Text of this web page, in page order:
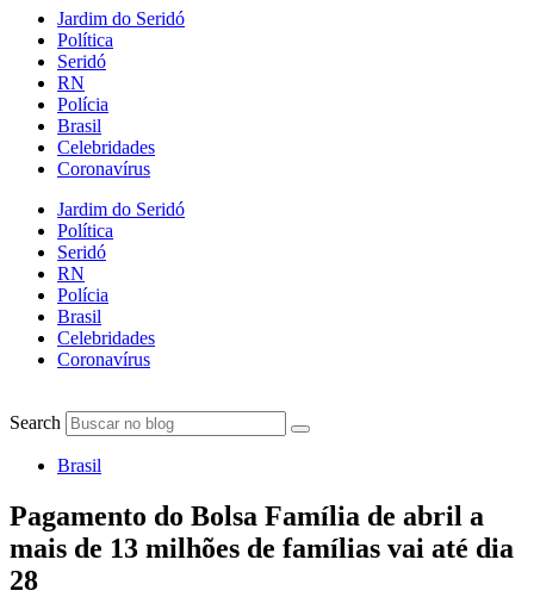
Jardim do Seridó
Política
Seridó
RN
Polícia
Brasil
Celebridades
Coronavírus
Jardim do Seridó
Política
Seridó
RN
Polícia
Brasil
Celebridades
Coronavírus
Search
Brasil
Pagamento do Bolsa Família de abril a
mais de 13 milhões de famílias vai até dia
28